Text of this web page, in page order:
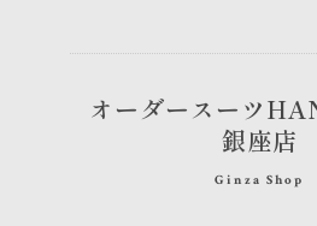
オーダースーツ
銀座店
Ginza Shop